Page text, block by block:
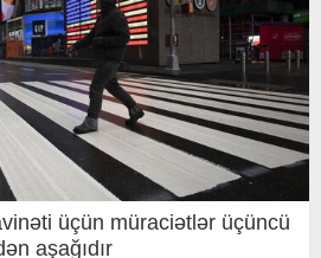
üçün müraciətlər üçüncü
aşağıdır